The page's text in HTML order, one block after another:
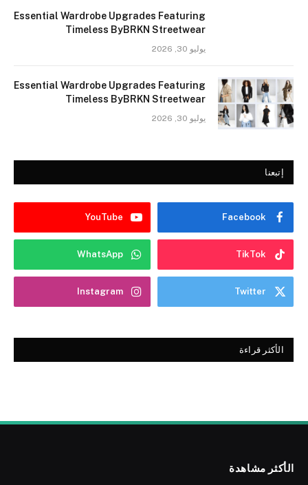
Essential Wardrobe Upgrades Featuring
Timeless ByBRKN Streetwear
يوليو 30, 2026
Essential Wardrobe Upgrades Featuring
Timeless ByBRKN Streetwear
يوليو 30, 2026
إتبعنا
Facebook
YouTube
TikTok
WhatsApp
Twitter
Instagram
الأكثر قراءة
الأكثر مشاهدة